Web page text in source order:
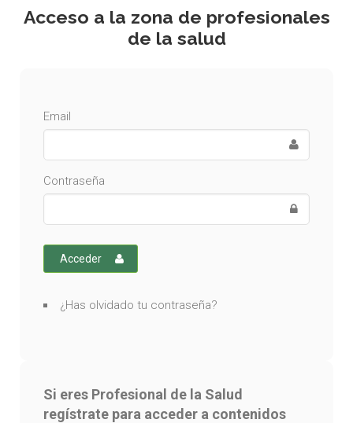
Acceso a la zona de profesionales
de la salud
Email
Contraseña
Acceder
¿Has olvidado tu contraseña?
Si eres Profesional de la Salud
regístrate para acceder a contenidos